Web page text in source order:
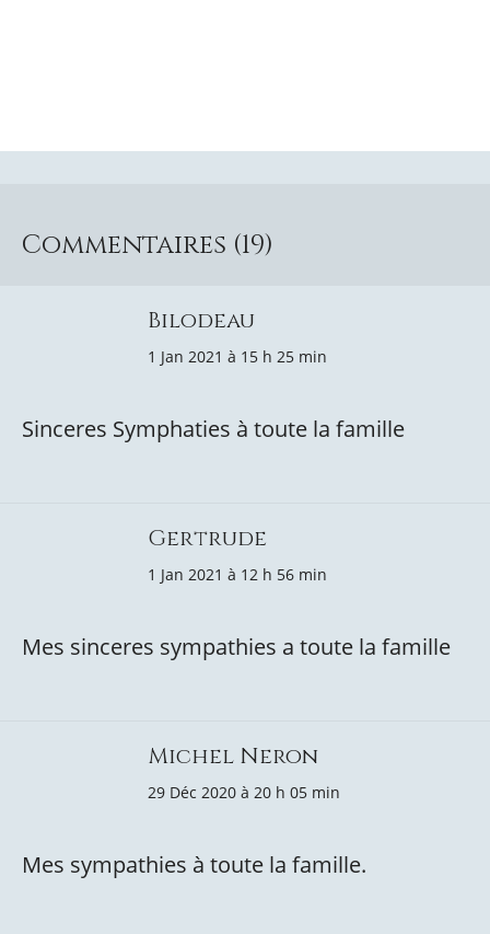
Commentaires (19)
Bilodeau
1 Jan 2021 à 15 h 25 min
Sinceres Symphaties à toute la famille
Gertrude
1 Jan 2021 à 12 h 56 min
Mes sinceres sympathies a toute la famille
Michel Neron
29 Déc 2020 à 20 h 05 min
Mes sympathies à toute la famille.